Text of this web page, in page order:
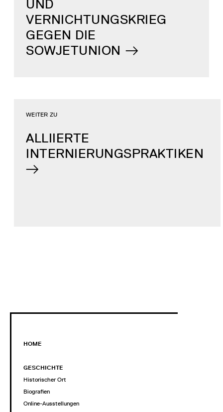
UND
VERNICHTUNGSKRIEG
GEGEN DIE
SOWJETUNION
ALLIIERTE
INTERNIERUNGSPRAKTIKEN
WEITER ZU
HOME
GESCHICHTE
Historischer Ort
Biografien
Online-Ausstellungen